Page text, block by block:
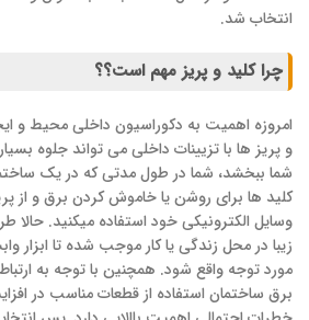
انتخاب شد.
چرا کلید و پریز مهم است؟؟
امروزه اهمیت به دکوراسیون داخلی محیط و
و پریز ها با تزیینات داخلی می تواند جلوه
شما ببخشد، شما در طول مدتی که در یک
کلید ها برای روشن یا خاموش کردن برق و از
وسایل الکترونیکی خود استفاده میکنید. حالا
زیبا در محل زندگی یا کار موجب شده تا ابزار
مورد توجه واقع شود. همچنین با توجه به
برق ساختمان استفاده از قطعات مناسب در